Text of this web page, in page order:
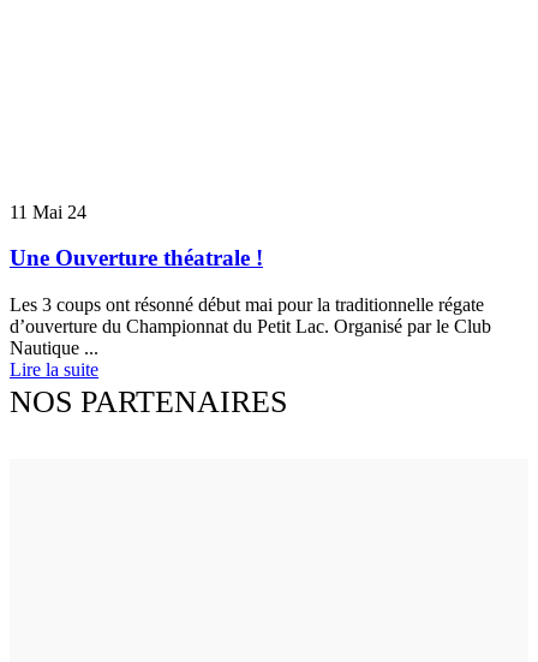
11 Mai 24
Une Ouverture théatrale !
Les 3 coups ont résonné début mai pour la traditionnelle régate
d’ouverture du Championnat du Petit Lac. Organisé par le Club
Nautique ...
Lire la suite
NOS PARTENAIRES